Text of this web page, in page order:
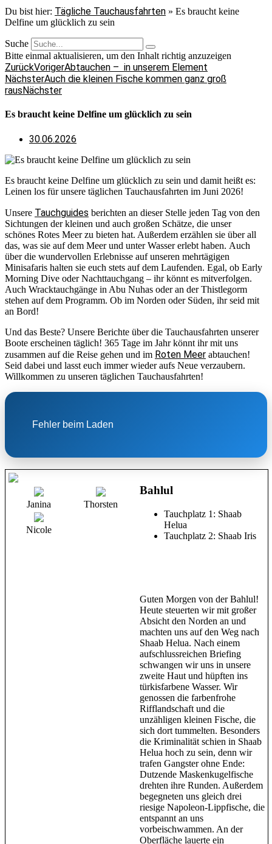
Du bist hier: Tägliche Tauchausfahrten » Es braucht keine
Delfine um glücklich zu sein
Suche
Bitte einmal aktualisieren, um den Inhalt richtig anzuzeigen
ZurückVorigerAbtauchen – in unserem Element
NächsterAuch die kleinen Fische kommen ganz groß
rausNächster
Es braucht keine Delfine um glücklich zu sein
30.06.2026
Es braucht keine Delfine um glücklich zu sein und damit heißt es:
Leinen los für unsere täglichen Tauchausfahrten im Juni 2026!
Unsere Tauchguides berichten an dieser Stelle jeden Tag von den
Sichtungen der kleinen und auch großen Schätze, die unser
schönes Rotes Meer zu bieten hat. Außerdem erzählen sie über all
das, was sie auf dem Meer und unter Wasser erlebt haben. Auch
über die wundervollen Erlebnisse auf unseren mehrtägigen
Minisafaris halten sie euch stets auf dem Laufenden. Egal, ob Early
Morning Dive oder Nachttauchgang – ihr könnt es mitverfolgen.
Auch Wracktauchgänge in Abu Nuhas oder an der Thistlegorm
stehen auf dem Programm. Ob im Norden oder Süden, ihr seid mit
an Bord!
Und das Beste? Unsere Berichte über die Tauchausfahrten unserer
Boote erscheinen täglich! 365 Tage im Jahr könnt ihr mit uns
zusammen auf die Reise gehen und im Roten Meer abtauchen!
Seid dabei und lasst euch immer wieder aufs Neue verzaubern.
Willkommen zu unseren täglichen Tauchausfahrten!
Fehler beim Laden
Janina Thorsten
Nicole
Bahlul
Tauchplatz 1: Shaab
Helua
Tauchplatz 2: Shaab Iris
Guten Morgen von der Bahlul!
Heute steuerten wir mit großer
Absicht den Norden an und
machten uns auf den Weg nach
Shaab Helua. Nach einem
aufschlussreichen Briefing
schwangen wir uns in unsere
zweite Haut und hüpften ins
türkisfarbene Wasser. Wir
genossen die farbenfrohe
Rifflandschaft und die
unzähligen kleinen Fische, die
sich dort tummelten. Besonders
die Kriminalität schien in Shaab
Helua hoch zu sein, denn wir
trafen Gangster ohne Ende:
Dutzende Maskenkugelfische
drehten ihre Runden. Außerdem
begegneten uns gleich drei
riesige Napoleon-Lippfische, die
entspannt an uns
vorbeischwammen. An der
Oberfläche lauerte ein